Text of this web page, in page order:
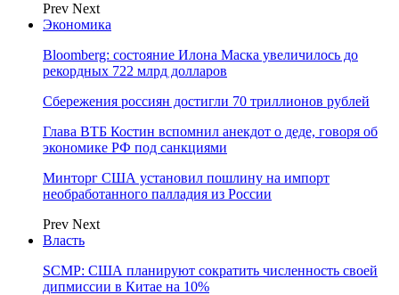
Prev Next
Экономика
Bloomberg: состояние Илона Маска увеличилось до
рекордных 722 млрд долларов
Сбережения россиян достигли 70 триллионов рублей
Глава ВТБ Костин вспомнил анекдот о деде, говоря об
экономике РФ под санкциями
Минторг США установил пошлину на импорт
необработанного палладия из России
Prev Next
Власть
SCMP: США планируют сократить численность своей
дипмиссии в Китае на 10%